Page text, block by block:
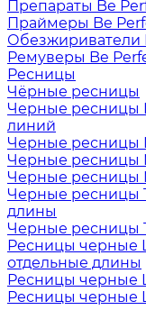
Препараты Be
Праймеры Be
Обезжириватели
Ремуверы Be
Ресницы
Чёрные ресницы
Черные ресницы
линий
Черные ресницы
Черные ресницы
Черные ресницы
Черные ресницы
длины
Черные ресницы
Ресницы черные
отдельные длины
Ресницы черные
Ресницы черные